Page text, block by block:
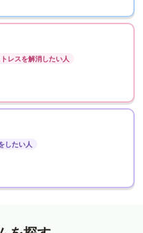
レスを解消したい人
したい人